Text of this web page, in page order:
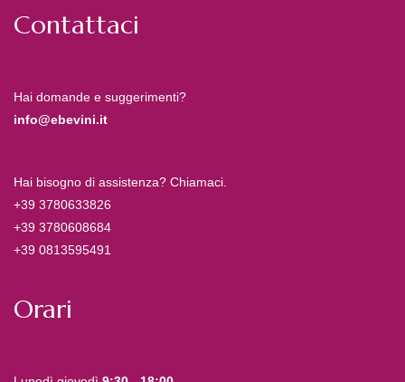
Contattaci
Hai domande e suggerimenti?
info@ebevini.it
Hai bisogno di assistenza? Chiamaci.
+39 3780633826
+39 3780608684
+39 0813595491
Orari